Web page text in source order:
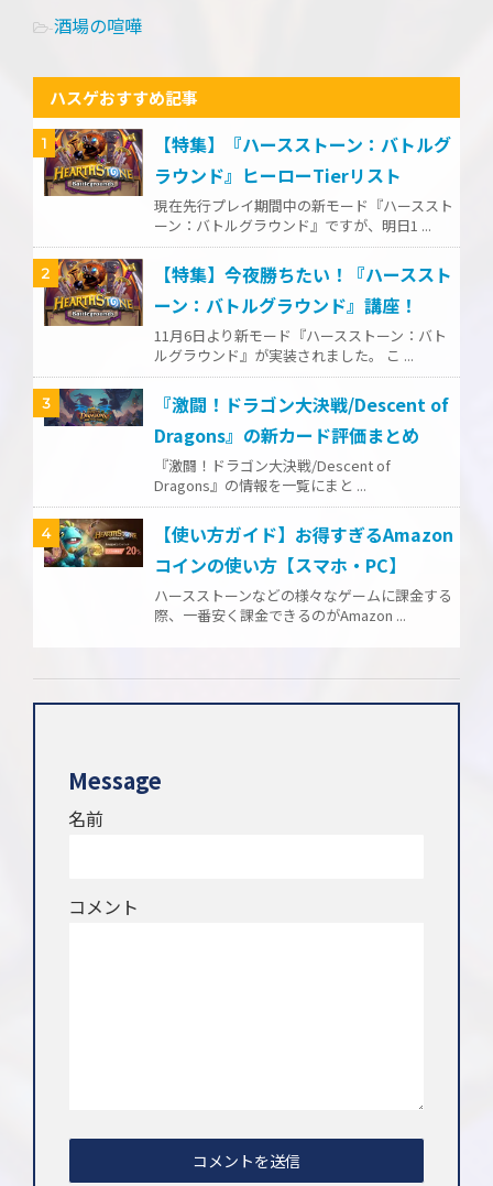
-酒場の喧嘩
ハスゲおすすめ記事
1
【特集】『ハースストーン：バトルグ
ラウンド』ヒーローTierリスト
現在先行プレイ期間中の新モード『ハーススト
ーン：バトルグラウンド』ですが、明日1 ...
2
【特集】今夜勝ちたい！『ハーススト
ーン：バトルグラウンド』講座！
11月6日より新モード『ハースストーン：バト
ルグラウンド』が実装されました。 こ ...
3
『激闘！ドラゴン大決戦/Descent of
Dragons』の新カード評価まとめ
『激闘！ドラゴン大決戦/Descent of
Dragons』の情報を一覧にまと ...
4
【使い方ガイド】お得すぎるAmazon
コインの使い方【スマホ・PC】
ハースストーンなどの様々なゲームに課金する
際、一番安く課金できるのがAmazon ...
Message
名前
コメント